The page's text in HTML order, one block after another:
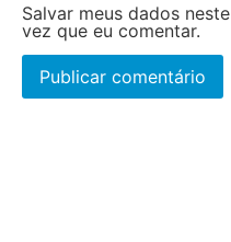
Salvar meus dados
vez que eu comentar.